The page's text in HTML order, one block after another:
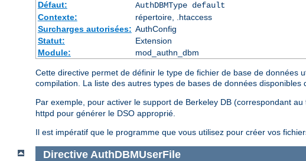
Défaut:
AuthDBMType default
Contexte:
répertoire, .htaccess
Surcharges autorisées: AuthConfig
Statut:
Extension
Module:
mod_authn_dbm
Cette directive permet de définir le type de fichier de base de données
compilation. La liste des autres types de bases de données disponibles
Par exemple, pour activer le support de Berkeley DB (correspondant au
httpd pour générer le DSO approprié.
Il est impératif que le programme que vous utilisez pour créer vos
Directive AuthDBMUserFile